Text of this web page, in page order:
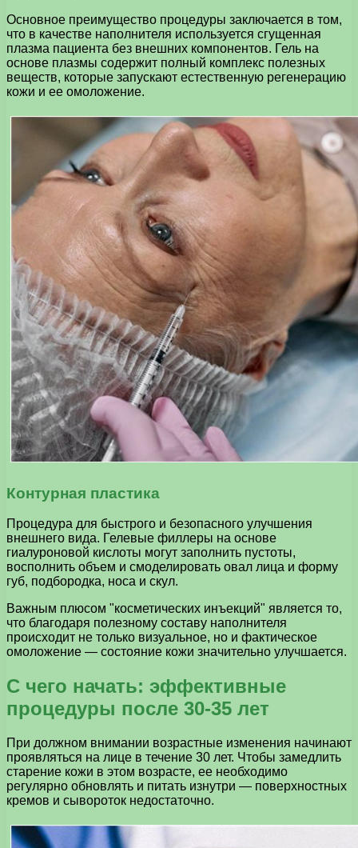
Основное преимущество процедуры заключается в том,
что в качестве наполнителя используется сгущенная
плазма пациента без внешних компонентов. Гель на
основе плазмы содержит полный комплекс полезных
веществ, которые запускают естественную регенерацию
кожи и ее омоложение.
Контурная пластика
Процедура для быстрого и безопасного улучшения
внешнего вида. Гелевые филлеры на основе
гиалуроновой кислоты могут заполнить пустоты,
восполнить объем и смоделировать овал лица и форму
губ, подбородка, носа и скул.
Важным плюсом "косметических инъекций" является то,
что благодаря полезному составу наполнителя
происходит не только визуальное, но и фактическое
омоложение — состояние кожи значительно улучшается.
С чего начать: эффективные
процедуры после 30-35 лет
При должном внимании возрастные изменения начинают
проявляться на лице в течение 30 лет. Чтобы замедлить
старение кожи в этом возрасте, ее необходимо
регулярно обновлять и питать изнутри — поверхностных
кремов и сывороток недостаточно.